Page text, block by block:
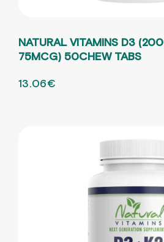
NATURAL VITAMINS D3
75MCG) 50CHEW TABS
ORIGINAL PRICE WAS:
13.06€